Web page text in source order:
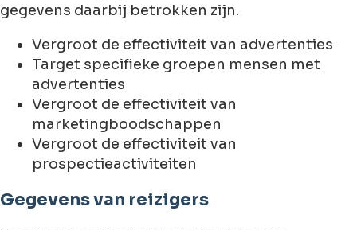
gegevens daarbij betrokken zijn.
Vergroot de effectiviteit van advertenties
Target specifieke groepen mensen met
advertenties
Vergroot de effectiviteit van
marketingboodschappen
Vergroot de effectiviteit van
prospectieactiviteiten
Gegevens van reizigers